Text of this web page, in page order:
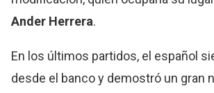
Ander Herrera.
En los últimos partidos, el español
desde el banco y demostró un gran